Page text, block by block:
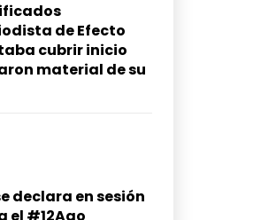
de Efecto
cubrir inicio
material de su
declara en sesión
el #12Ago